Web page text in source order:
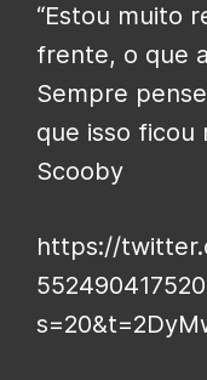
“Estou muito
frente, o que
Sempre
que isso ficou
Scooby
https://